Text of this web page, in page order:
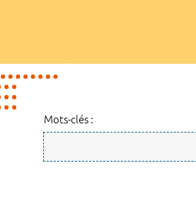
Mots-clés :